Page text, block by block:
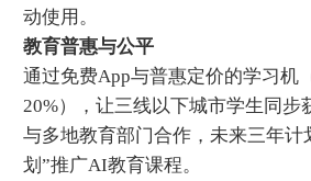
动使用。
教育普惠与公平
通过免费App与普惠定价的学习机
20%），让三线以下城市学生同步
与多地教育部门合作，未来三年计
划”推广AI教育课程。